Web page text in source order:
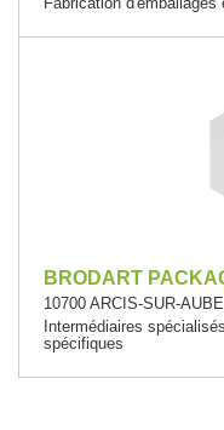
BRODART
10700 ARCIS-SUR-
Intermédiaires
spécifiques